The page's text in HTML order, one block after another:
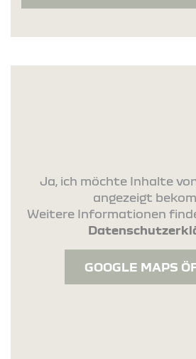
Ja, ich möchte Inhalte
angezeigt
Weitere Informationen
GOOGLE MAPS